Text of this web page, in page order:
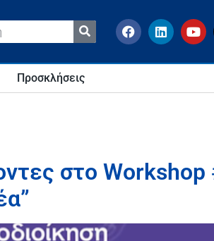
Προσκλήσεις
στο Workshop